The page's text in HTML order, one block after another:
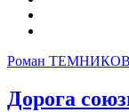
Роман ТЕМНИКОВ
Дорога